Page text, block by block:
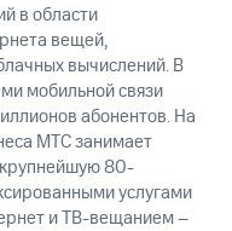
в области
вещей,
вычислений. В
мобильной связи
абонентов. На
МТС занимает
80-
услугами
и ТВ-вещанием –